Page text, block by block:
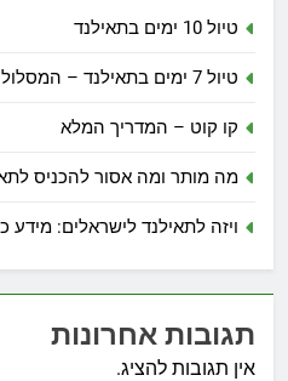
טיול 10 ימים בתאילנד
טיול 7 ימים בתאילנד – המסלול הקלאסי והמרוכז
קו קוט – המדריך המלא
מה מותר ומה אסור להכניס
ויזה לתאילנד לישראלים: מידע
תגובות אחרונות
אין תגובות להציג.